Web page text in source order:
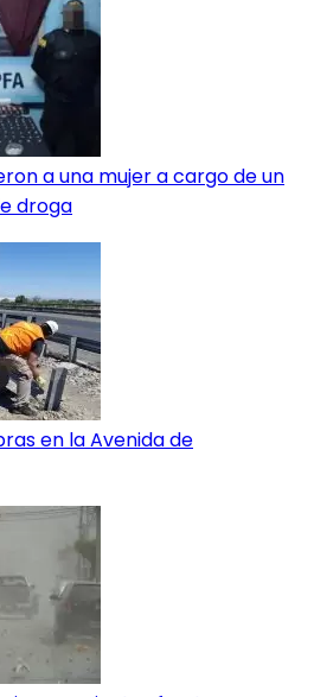
a una mujer a cargo de un
droga
en la Avenida de